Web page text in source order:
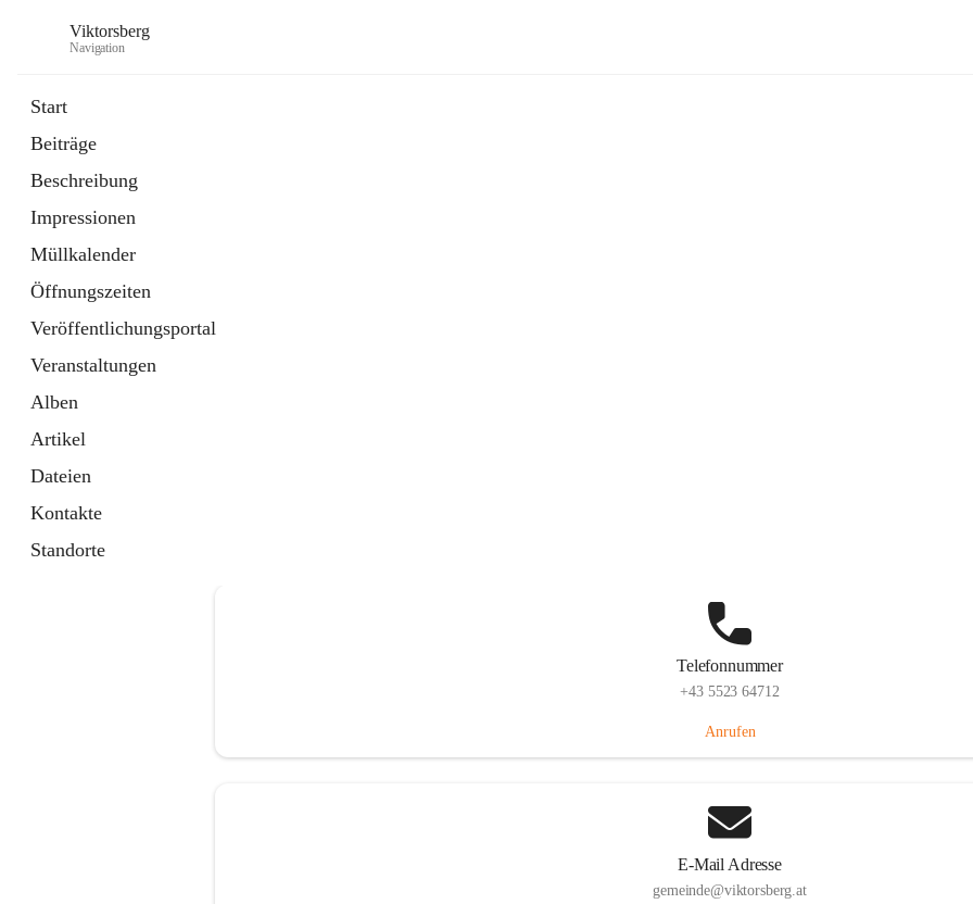
Viktorsberg
Navigation
Start
Beiträge
Beschreibung
Impressionen
Müllkalender
Öffnungszeiten
Veröffentlichungsportal
Veranstaltungen
Alben
Artikel
Dateien
Kontakte
Standorte
Telefonnummer
+43 5523 64712
Anrufen
E-Mail Adresse
gemeinde@viktorsberg.at